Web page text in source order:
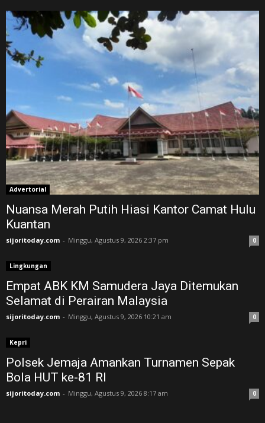
Advertorial
Nuansa Merah Putih Hiasi Kantor Camat Hulu
Kuantan
sijoritoday.com - Minggu, Agustus 9, 2026 2:37 pm 0
Lingkungan
Empat ABK KM Samudera Jaya Ditemukan
Selamat di Perairan Malaysia
sijoritoday.com - Minggu, Agustus 9, 2026 10:21 am 0
Kepri
Polsek Jemaja Amankan Turnamen Sepak
Bola HUT ke-81 RI ‎
sijoritoday.com - Minggu, Agustus 9, 2026 8:17 am 0